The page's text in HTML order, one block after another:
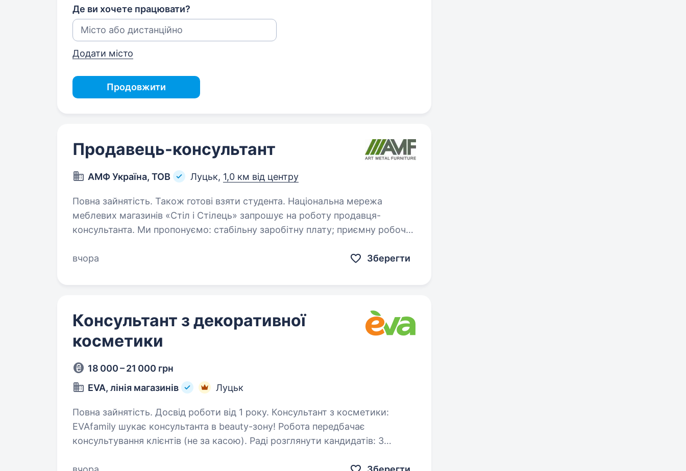
Де ви хочете працювати?
Додати місто
Продовжити
Продавець-консультант
АМФ Україна, ТОВ Луцьк, 1,0 км від центру
Повна зайнятість. Також готові взяти студента. Національна мережа
меблевих магазинів «Стіл і Стілець» запрошує на роботу продавця-
консультанта. Ми пропонуємо: стабільну заробітну плату; приємну робочу
вчора
Зберегти
Консультант з декоративної
косметики
18 000 – 21 000 грн
EVA, лінія магазинів
Луцьк
Повна зайнятість. Досвід роботи від 1 року. Консультант з косметики:
EVAfamily шукає консультанта в beauty-зону! Робота передбачає
консультування клієнтів (не за касою). Раді розглянути кандидатів: З